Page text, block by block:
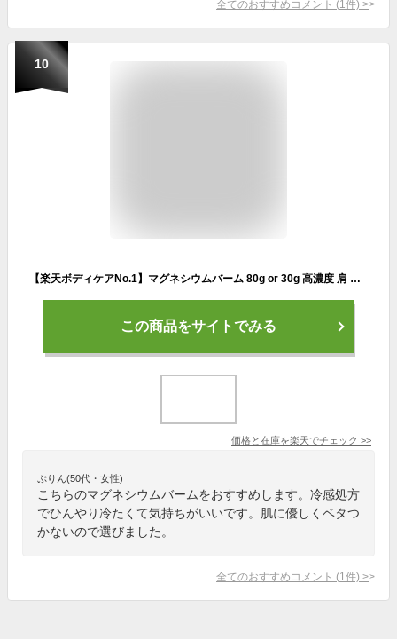
全てのおすすめコメント (1 件) >
10
【楽天ボディケアNo.1】マグネシウムバーム 80g or 30g 高濃度 肩 首 こめかみケア 冷感処方 肌に優しい ベタつかないテクスチャー 日本製 経皮吸収 マグネシウム クリーム マグ MG バーム こり CBD フリー GMP準拠
この商品をサイトでみる
価格と在庫を楽天でチェック >>
ぷりん(50代・女性)
こちらのマグネシウムバームをおすすめします。冷感処方
でひんやり冷たくて気持ちがいいです。肌に優しくベタつ
かないので選びました。
全てのおすすめコメント (1 件) >